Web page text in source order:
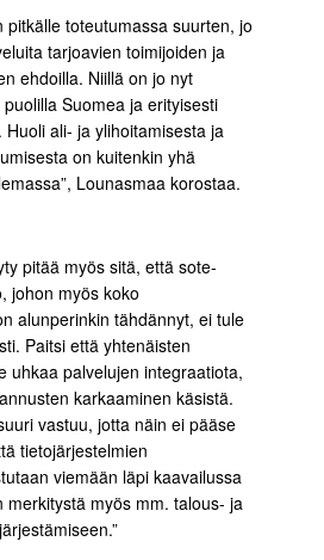
pitkälle toteutumassa suurten, jo
tarjoavien toimijoiden ja
ehdoilla. Niillä on jo nyt
Suomea ja erityisesti
ali- ja ylihoitamisesta ja
on kuitenkin yhä
Lounasmaa korostaa.
pitää myös sitä, että sote-
johon myös koko
alunperinkin tähdännyt, ei tule
Paitsi että yhtenäisten
uhkaa palvelujen integraatiota,
karkaaminen käsistä.
vastuu, jotta näin ei pääse
tietojärjestelmien
viemään läpi kaavailussa
merkitystä myös mm. talous- ja